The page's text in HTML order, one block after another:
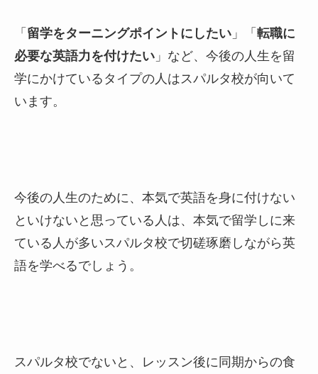
「留学をターニングポイントにしたい 」「転職に
必要な英語力を付けたい 」など、今後の人生を留
学にかけているタイプの人はスパルタ校が向いて
います。
今後の人生のために、本気で英語を身に付けない
といけないと思っている人は、本気で留学しに来
ている人が多いスパルタ校で切磋琢磨しながら英
語を学べるでしょう。
スパルタ校でないと、レッスン後に同期からの食